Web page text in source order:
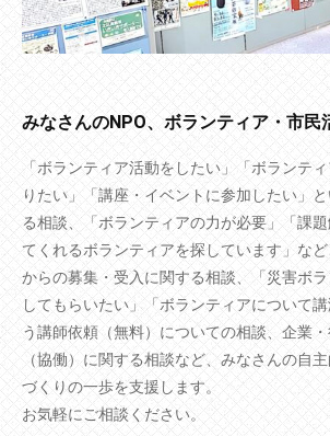
みなさんのNPO、ボランティア・市民
「ボランティア活動をしたい」「ボランテ
りたい」「講座・イベントに参加したい」
る相談、「ボランティアの力が必要」「課
てくれるボランティアを探しています」な
からの募集・受入に関する相談、「災害ボ
してもらいたい」「ボランティアについて
う講師依頼（無料）についての相談、企業
（協働）に関する相談など、みなさんの自
づくりの一歩を支援します。
お気軽にご相談ください。